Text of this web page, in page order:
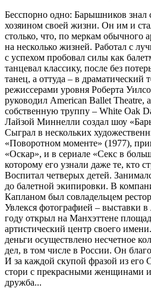
Бесспорно одно: Барышников знал
хозяином своей жизни. Он им и
столько, что, по меркам обычного
на несколько жизней. Работал с
с успехом пробовал силы как
танцевал классику, после без
танец, а оттуда – в драматический
режиссерами уровня Роберта
руководил American Ballet Theatre,
собственную труппу – White Oak
Лайзой Миннелли создал шоу
Сыграл в нескольких
«Поворотном моменте» (1977),
«Оскар», и в сериале «Секс в
которому его узнали даже те, кто
Воспитал четверых детей.
до балетной экипировки. В
Капланом был совладельцем
Увлекся фотографией – выставки
году открыл на Манхэттене
артистический центр своего
деньги осуществлено несчетное
дел, в том числе в России. Он
И за каждой скупой фразой из его
стори с прекрасными женщинами
дружба...